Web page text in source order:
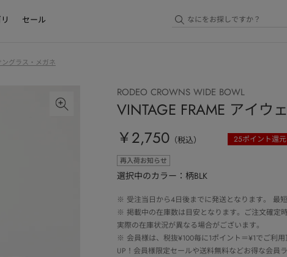
セール
ングラス・メガネ
RODEO CROWNS WIDE BOWL
VINTAGE FRAME アイウ
￥2,750 （税込） 25ポイント還元
再入荷お知らせ
選択中のカラー：柄BLK
※ 受注当日から4日後までに発送となります。 最
※ 掲載中の在庫数は目安となります。ご注文確定
実際の在庫状況が異なる場合がございます。
※ 会員様は、税抜¥100毎に1ポイント＝¥1でご利
UP！会員様限定セールや送料無料などお得な会員